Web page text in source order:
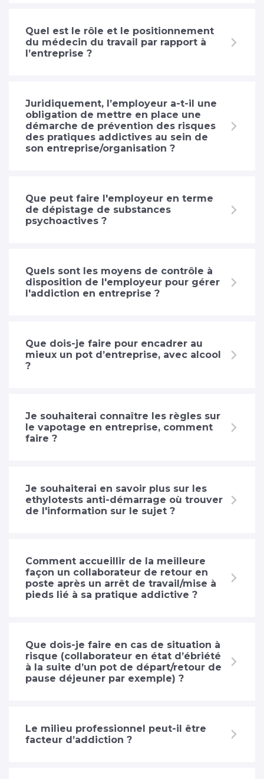
Quel est le rôle et le positionnement
du médecin du travail par rapport à
l’entreprise ?
Juridiquement, l’employeur a-t-il une
obligation de mettre en place une
démarche de prévention des risques
des pratiques addictives au sein de
son entreprise/organisation ?
Que peut faire l'employeur en terme
de dépistage de substances
psychoactives ?
Quels sont les moyens de contrôle à
disposition de l'employeur pour gérer
l'addiction en entreprise ?
Que dois-je faire pour encadrer au
mieux un pot d’entreprise, avec alcool
?
Je souhaiterai connaître les règles sur
le vapotage en entreprise, comment
faire ?
Je souhaiterai en savoir plus sur les
ethylotests anti-démarrage où trouver
de l'information sur le sujet ?
Comment accueillir de la meilleure
façon un collaborateur de retour en
poste après un arrêt de travail/mise à
pieds lié à sa pratique addictive ?
Que dois-je faire en cas de situation à
risque (collaborateur en état d’ébriété
à la suite d’un pot de départ/retour de
pause déjeuner par exemple) ?
Le milieu professionnel peut-il être
facteur d’addiction ?